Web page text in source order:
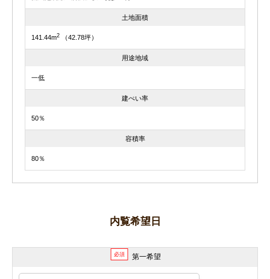
土地面積
141.44m2 （42.78坪）
用途地域
一低
建ぺい率
50％
容積率
80％
内覧希望日
必須 第一希望